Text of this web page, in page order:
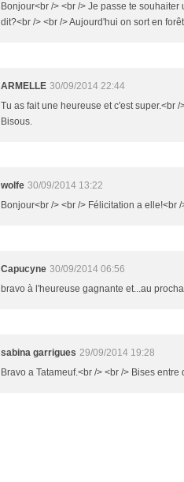
Bonjour<br /> <br /> Je passe te
dit?<br /> <br /> Aujourd'hui on sort en
ARMELLE 30/09/2014 22:44
Tu as fait une heureuse et c'est super.<br
Bisous.
wolfe 30/09/2014 13:22
Bonjour<br /> <br /> Félicitation a elle!<br
Capucyne 30/09/2014 06:56
bravo à l'heureuse gagnante et...au
sabina garrigues 29/09/2014 19:28
Bravo a Tatameuf.<br /> <br /> Bises